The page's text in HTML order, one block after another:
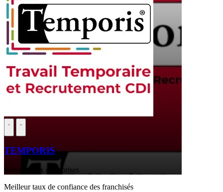
TEMPORIS
Services aux entreprises
Meilleur taux de confiance des franchisés